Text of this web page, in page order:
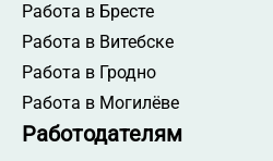
Работа в Бресте
Работа в Витебске
Работа в Гродно
Работа в Могилёве
Работодателям